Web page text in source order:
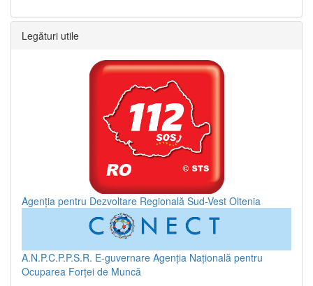
Legături utile
Agenția pentru Dezvoltare Regională Sud-Vest Oltenia
A.N.P.C.P.P.S.R. E-guvernare Agenția Națională pentru
Ocuparea Forței de Muncă